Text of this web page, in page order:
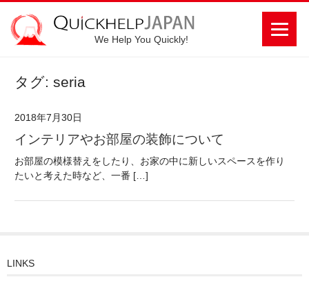
We Help You Quickly!
タグ: seria
2018年7月30日
インテリアやお部屋の装飾について
お部屋の模様替えをしたり、お家の中に新しいスペースを作り
たいと考えた時など、一番 […]
LINKS